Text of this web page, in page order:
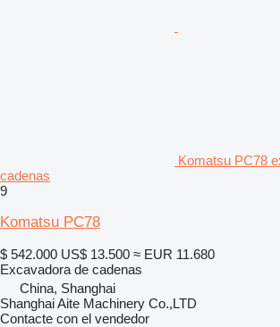
Komatsu PC78
cadenas
9
Komatsu PC78
$ 542.000 US$ 13.500 ≈ EUR 11.680
Excavadora de cadenas
China, Shanghai
Shanghai Aite Machinery Co.,LTD
Contacte con el vendedor